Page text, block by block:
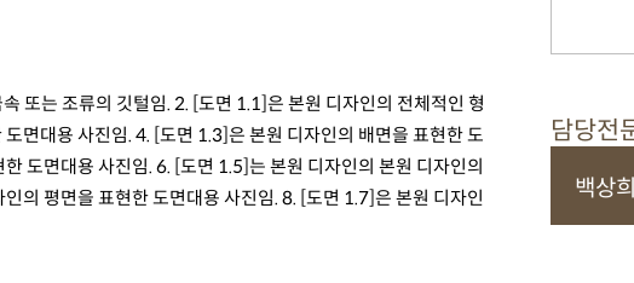
또는 조류의 깃털임. 2. [도면 1.1]은 본원 디자인의 전체적인 형
면대용 사진임. 4. [도면 1.3]은 본원 디자인의 배면을 표현한 도
도면대용 사진임. 6. [도면 1.5]는 본원 디자인의 본원 디자인의
의 평면을 표현한 도면대용 사진임. 8. [도면 1.7]은 본원 디자인
담당전
백상희